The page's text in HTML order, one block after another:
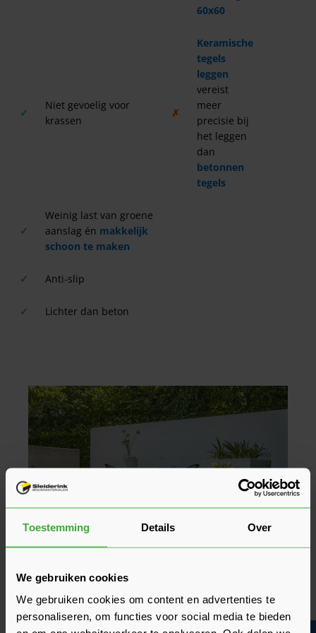
Toestemming Details Over
We gebruiken cookies
We gebruiken cookies om content en advertenties te
personaliseren, om functies voor social media te bieden
60x60
✓
Niet gevoelig voor
krassen
✗
Keramische
tegels
leggen
vereist
meer
precisie bij
het leggen
dan
betonnen
tegels
✓
Weinig last van groene
aanslag én makkelijk
schoon te maken
✓ Anti-slip
✓ Lichter dan beton
Maak een statement in je tuin: